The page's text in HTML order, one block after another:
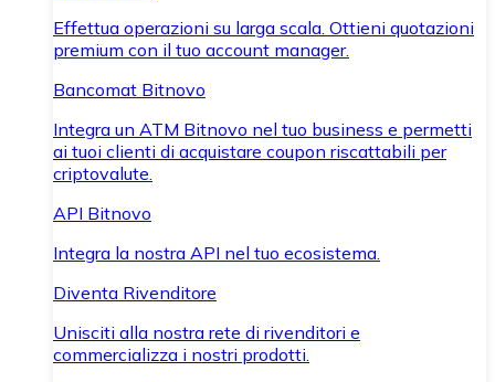
Effettua operazioni su larga scala. Ottieni quotazioni
premium con il tuo account manager.
Bancomat Bitnovo
Integra un ATM Bitnovo nel tuo business e permetti
ai tuoi clienti di acquistare coupon riscattabili per
criptovalute.
API Bitnovo
Integra la nostra API nel tuo ecosistema.
Diventa Rivenditore
Unisciti alla nostra rete di rivenditori e
commercializza i nostri prodotti.